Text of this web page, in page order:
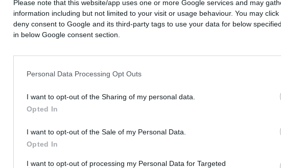
Please note that this website/app uses one or more Google services and may
information including but not limited to your visit or usage behaviour. You may
deny consent to Google and its third-party tags to use your data for below
in below Google consent section.
Personal Data Processing Opt Outs
I want to opt-out of the Sharing of my personal data.
Opted In
I want to opt-out of the Sale of my Personal Data.
Opted In
I want to opt-out of processing my Personal Data for Targeted
e mettono il centrodestra davanti alla scelta più